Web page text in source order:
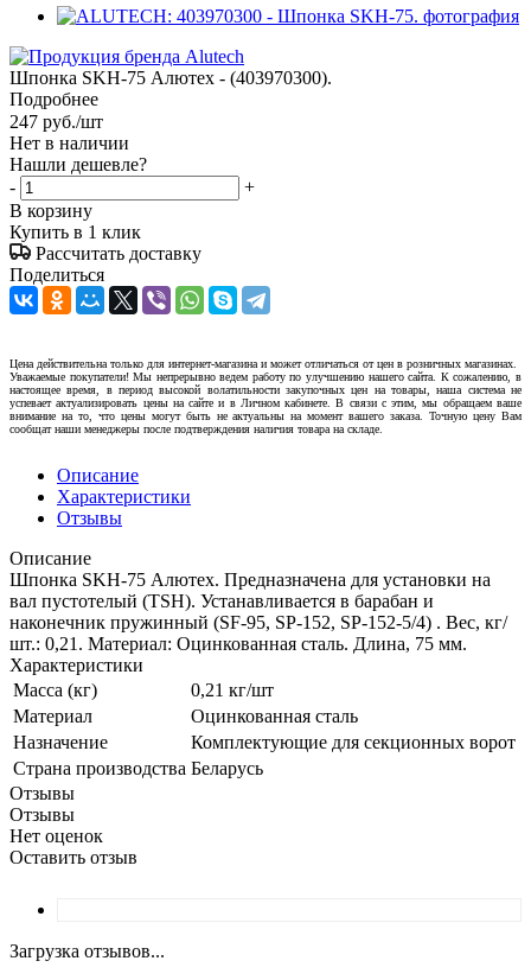
Шпонка SKH-75 Алютех - (403970300).
Подробнее
247 руб./шт
Нет в наличии
Нашли дешевле?
-
+
В корзину
Купить в 1 клик
Рассчитать доставку
Поделиться
Цена действительна только для интернет-магазина и может отличаться от цен в розничных магазинах.
Уважаемые покупатели! Мы непрерывно ведем работу по улучшению нашего сайта. К сожалению, в
настоящее время, в период высокой волатильности закупочных цен на товары, наша система не
успевает актуализировать цены на сайте и в Личном кабинете. В связи с этим, мы обращаем ваше
внимание на то, что цены могут быть не актуальны на момент вашего заказа. Точную цену Вам
сообщат наши менеджеры после подтверждения наличия товара на складе.
Описание
Характеристики
Отзывы
Описание
Шпонка SKH-75 Алютех. Предназначена для установки на
вал пустотелый (TSH). Устанавливается в барабан и
наконечник пружинный (SF-95, SP-152, SP-152-5/4) . Вес, кг/
шт.: 0,21. Материал: Оцинкованная сталь. Длина, 75 мм.
Характеристики
Масса (кг)
0,21 кг/шт
Материал
Оцинкованная сталь
Назначение
Комплектующие для секционных ворот
Страна производства Беларусь
Отзывы
Отзывы
Нет оценок
Оставить отзыв
Загрузка отзывов...